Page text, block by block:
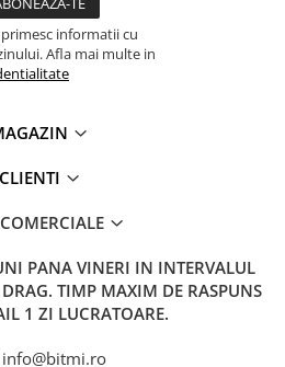
informatii cu
Afla mai multe in
CLIENTI
PANA VINERI IN INTERVALUL
TIMP MAXIM DE RASPUNS
1 ZI LUCRATOARE.
info@bitmi.ro